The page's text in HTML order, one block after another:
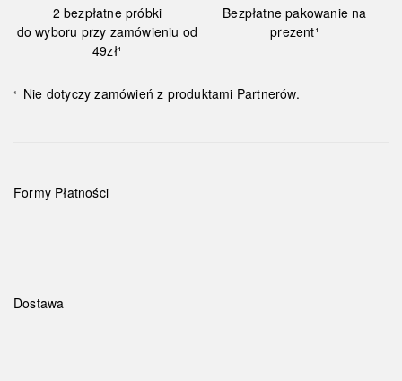
2 bezpłatne próbki
do wyboru przy zamówieniu od
49zł¹
Bezpłatne pakowanie na
prezent¹
¹ Nie dotyczy zamówień z produktami Partnerów.
Formy Płatności
Dostawa